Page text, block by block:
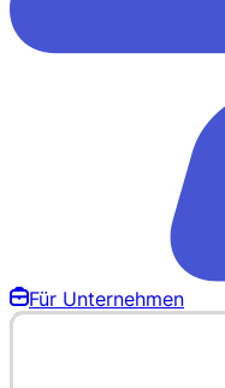
Für Unternehmen